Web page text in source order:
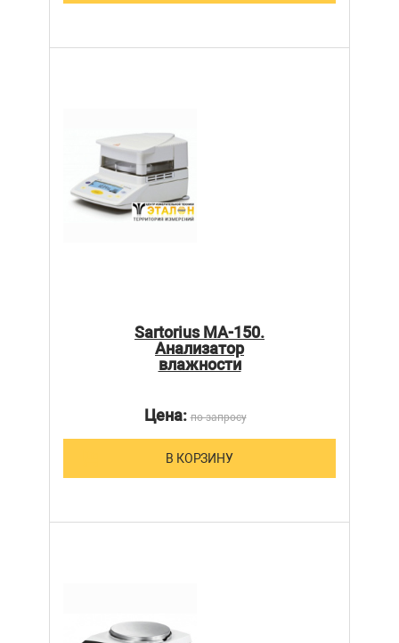
Sartorius MA-150.
Анализатор
влажности
Цена:по запросу
В КОРЗИНУ